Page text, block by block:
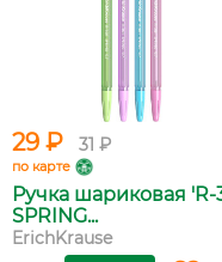
29 ₽ 31 ₽
по карте
Ручка шариковая 'R-
SPRING...
ErichKrause